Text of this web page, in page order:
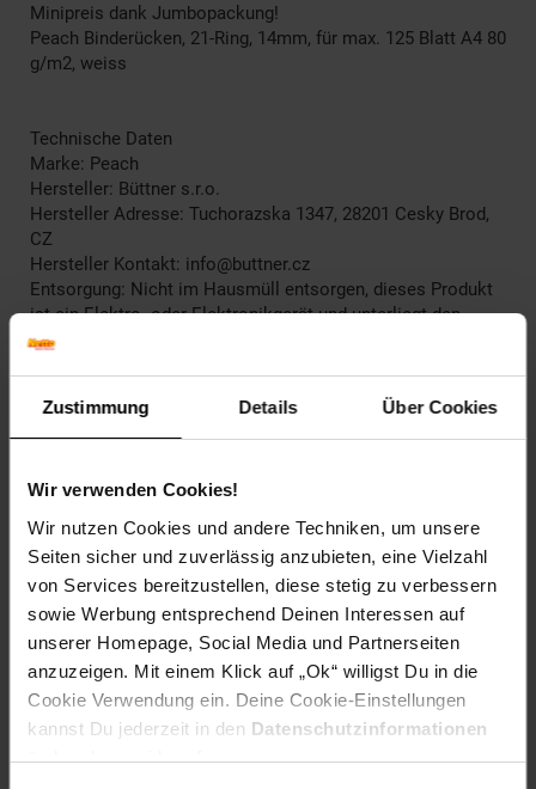
Zustimmung Details Über Cookies
Wir verwenden Cookies!
Wir nutzen Cookies und andere Techniken, um unsere
Seiten sicher und zuverlässig anzubieten, eine Vielzahl
von Services bereitzustellen, diese stetig zu verbessern
sowie Werbung entsprechend Deinen Interessen auf
unserer Homepage, Social Media und Partnerseiten
anzuzeigen. Mit einem Klick auf „Ok“ willigst Du in die
Cookie Verwendung ein. Deine Cookie-Einstellungen
kannst Du jederzeit in den Datenschutzinformationen
ändern bzw. widerrufen.
Minipreis dank Jumbopackung!
Peach Binderücken, 21-Ring, 14mm, für max. 125 Blatt A4 80
g/m2, weiss
Technische Daten
Marke: Peach
Hersteller: Büttner s.r.o.
Hersteller Adresse: Tuchorazska 1347, 28201 Cesky Brod,
CZ
Hersteller Kontakt: info@buttner.cz
Entsorgung: Nicht im Hausmüll entsorgen, dieses Produkt
ist ein Elektro- oder Elektronikgerät und unterliegt den
Bestimmungen zur Rücknahme von Elektroaltgeräten.
Elektroprodukt: Nein
Artikelnummer: 1927047000
Artikel gehört zur Kategorie:Bindesysteme
Versandinformationen
Herstellerinformationen